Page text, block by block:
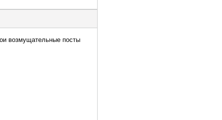
возмущательные посты